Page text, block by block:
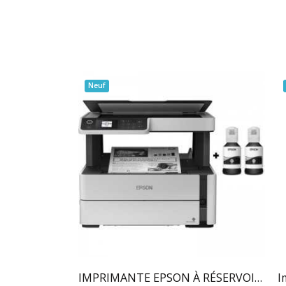
Neuf
IMPRIMANTE EPSON À RÉSERVOIR INTÉGRÉ...